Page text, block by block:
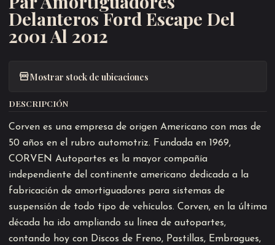
Delanteros Ford Escape Del
2001 Al 2012
Mostrar stock de ubicaciones
DESCRIPCIÓN
Corven es una empresa de origen Americano con mas de
50 años en el rubro automotriz. Fundada en 1969,
CORVEN Autopartes es la mayor compañía
independiente del continente americano dedicada a la
fabricación de amortiguadores para sistemas de
suspensión de todo tipo de vehículos. Corven, en la última
década ha ido ampliando su línea de autopartes,
contando hoy con Discos de Freno, Pastillas, Embragues,